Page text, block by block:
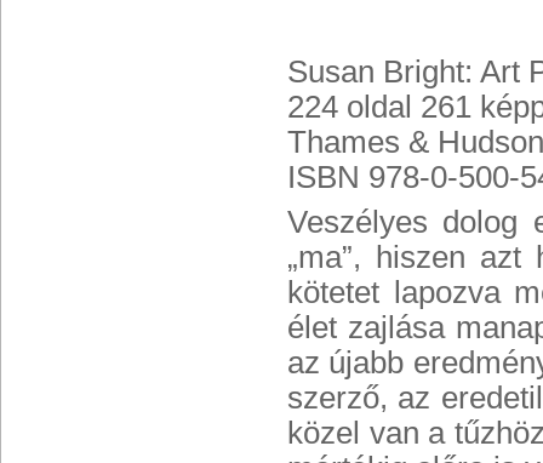
Susan Bright: Art
224 oldal 261
Thames &
ISBN 978-0-500-
Veszélyes dolog
„ma”, hiszen
kötetet lapozva
élet zajlása
az újabb
szerző, az
közel van a